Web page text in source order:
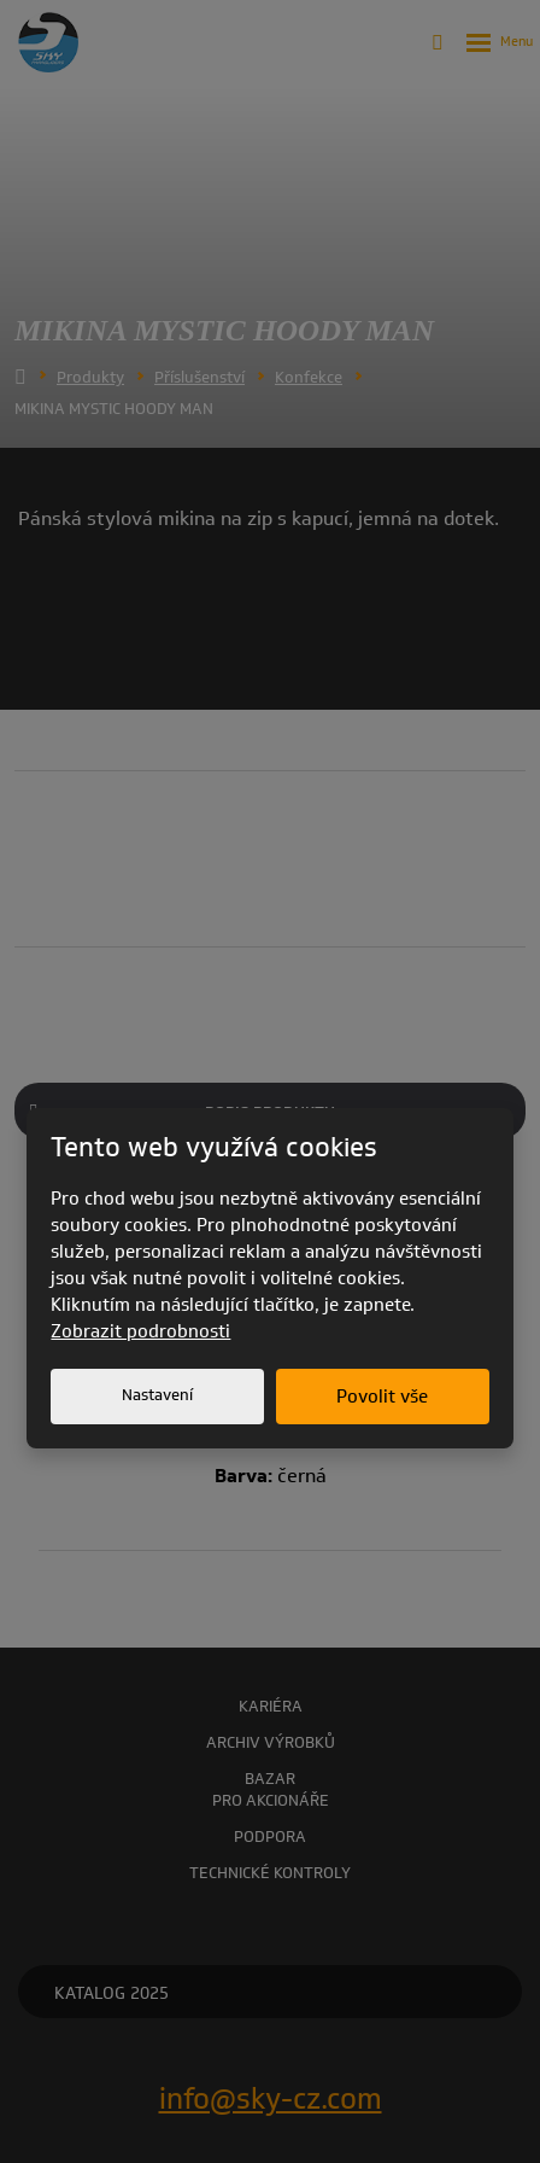
MIKINA MYSTIC HOODY MAN
Produkty Příslušenství
Konfekce
MIKINA MYSTIC HOODY MAN
Pánská stylová mikina na zip s kapucí, jemná na dotek.
POPIS PRODUKTU
Ideální jak na toulky po městě, tak do hor.
S / M / L / XL
Barva:černá
KARIÉRA
ARCHIV VÝROBKŮ
BAZAR
PRO AKCIONÁŘE
PODPORA
TECHNICKÉ KONTROLY
KATALOG 2025
info@sky-cz.com
Tento web využívá cookies
Pro chod webu jsou nezbytně aktivovány esenciální
soubory cookies. Pro plnohodnotné poskytování
služeb, personalizaci reklam a analýzu návštěvnosti
jsou však nutné povolit i volitelné cookies.
Kliknutím na následující tlačítko, je zapnete.
Zobrazit podrobnosti
Nastavení Povolit vše